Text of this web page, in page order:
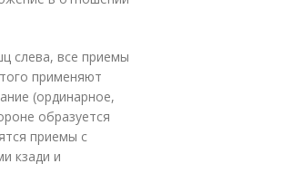
слева, все приемы
применяют
(ординарное,
образуется
приемы с
кзади и